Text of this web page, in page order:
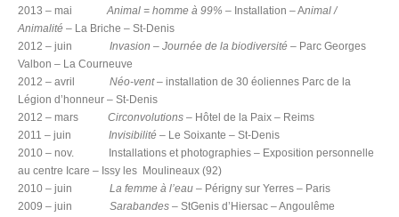
2013 – maiAnimal = homme à 99% – Installation – Animal /
Animalité – La Briche – St-Denis
2012 – juin Invasion – Journée de la biodiversité – Parc Georges
Valbon – La Courneuve
2012 – avril Néo-vent– installation de 30 éoliennes Parc de la
Légion d’honneur – St-Denis
2012 – mars Circonvolutions – Hôtel de la Paix – Reims
2011 – juin Invisibilité – Le Soixante – St-Denis
2010 – nov. Installations et photographies – Exposition personnelle
au centre Icare – Issy les Moulineaux (92)
2010 – juin La femme à l’eau – Périgny sur Yerres – Paris
2009 – juin
Sarabandes – StGenis d’Hiersac – Angoulême